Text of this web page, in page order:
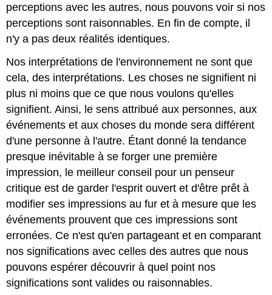
perceptions avec les autres, nous pouvons voir si nos
perceptions sont raisonnables. En fin de compte, il
n'y a pas deux réalités identiques.
Nos interprétations de l'environnement ne sont que
cela, des interprétations. Les choses ne signifient ni
plus ni moins que ce que nous voulons qu'elles
signifient. Ainsi, le sens attribué aux personnes, aux
événements et aux choses du monde sera différent
d'une personne à l'autre. Étant donné la tendance
presque inévitable à se forger une première
impression, le meilleur conseil pour un penseur
critique est de garder l'esprit ouvert et d'être prêt à
modifier ses impressions au fur et à mesure que les
événements prouvent que ces impressions sont
erronées. Ce n'est qu'en partageant et en comparant
nos significations avec celles des autres que nous
pouvons espérer découvrir à quel point nos
significations sont valides ou raisonnables.